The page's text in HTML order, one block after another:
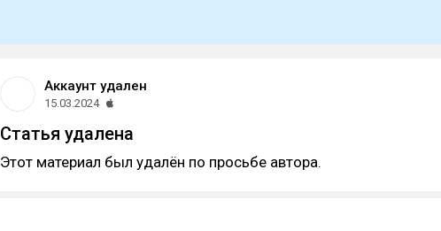
Аккаунт удален
15.03.2024
Статья удалена
Этот материал был удалён по просьбе автора.